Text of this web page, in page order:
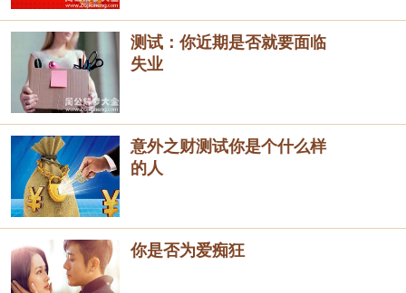
测试：你近期是否就要面临
失业
意外之财测试你是个什么样
的人
你是否为爱痴狂